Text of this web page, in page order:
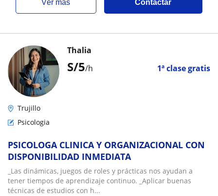
ver más Contactar
S/5/h 1ª clase gratis
Thalia
Trujillo
Psicologia
PSICOLOGA CLINICA Y ORGANIZACIONAL CON
DISPONIBILIDAD INMEDIATA
_Las dinámicas, juegos de roles y prácticas nos ayudan a
tener tiempos de aprendizaje continuo. _Aplicar buenas
técnicas de estudios con h...